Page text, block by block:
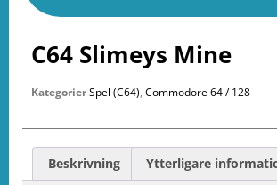
C64 Slimeys Mine
KategorierSpel (C64), Commodore 64 / 128
Beskrivning Ytterligare